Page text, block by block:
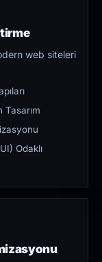
web siteleri
Odaklı